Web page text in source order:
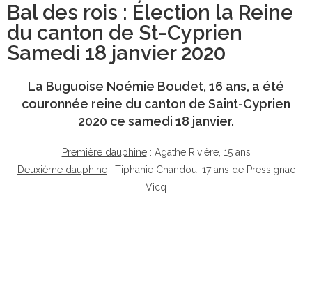
Bal des rois : Élection la Reine
du canton de St-Cyprien
Samedi 18 janvier 2020
La Buguoise Noémie Boudet, 16 ans, a été
couronnée reine du canton de Saint-Cyprien
2020 ce samedi 18 janvier.
Première dauphine: Agathe Rivière, 15 ans
Deuxième dauphine: Tiphanie Chandou, 17 ans de Pressignac
Vicq